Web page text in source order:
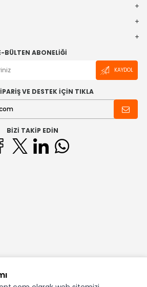
BÜLTEN ABONELIĞI
KAYDOL
VE DESTEK İÇİN TIKLA
BIZI TAKIP EDIN